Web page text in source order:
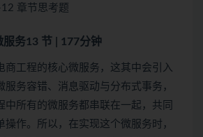
章节思考题
服务13 节 | 177分钟
商工程的核心微服务，这其中会引入
服务容错、消息驱动与分布式事务，
中所有的微服务都串联在一起，共同
操作。所以，在实现这个微服务时，